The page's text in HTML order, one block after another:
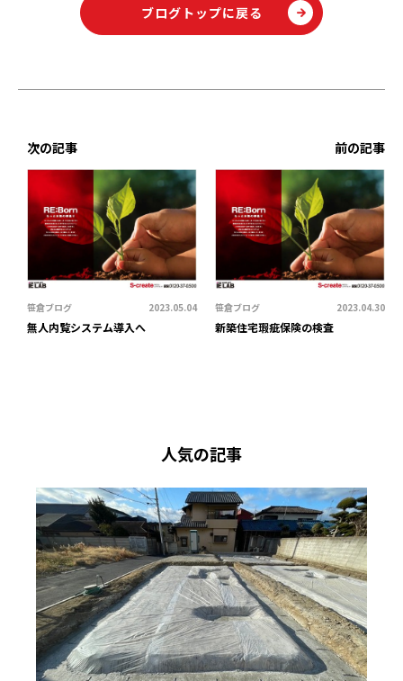
ブログトップに戻る
次の記事
笹倉ブログ 2023.05.04
無人内覧システム導入へ
前の記事
笹倉ブログ 2023.04.30
新築住宅瑕疵保険の検査
人気の記事